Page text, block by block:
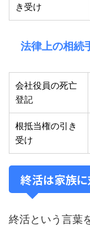
き受け
法律上の相続
会社役員の死亡
登記
根抵当権の引き
受け
終活は家族
終活という言葉